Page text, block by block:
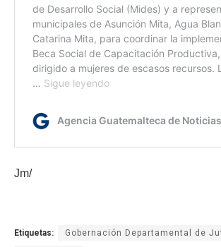
Jm/
Etiquetas: Gobernación Departamental de